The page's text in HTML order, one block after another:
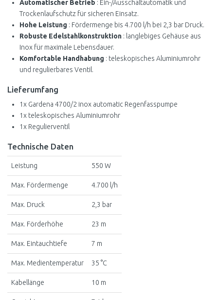
Automatischer Betrieb : Ein-/Ausschaltautomatik und
Trockenlaufschutz für sicheren Einsatz.
Hohe Leistung : Fördermenge bis 4.700 l/h bei 2,3 bar Druck.
Robuste Edelstahlkonstruktion : langlebiges Gehäuse aus
Inox für maximale Lebensdauer.
Komfortable Handhabung : teleskopisches Aluminiumrohr
und regulierbares Ventil.
Lieferumfang
1x Gardena 4700/2 inox automatic Regenfasspumpe
1x teleskopisches Aluminiumrohr
1x Regulierventil
Technische Daten
Leistung 550 W
Max. Fördermenge 4.700 l/h
Max. Druck 2,3 bar
Max. Förderhöhe 23 m
Max. Eintauchtiefe 7 m
Max. Medientemperatur 35 °C
Kabellänge 10 m